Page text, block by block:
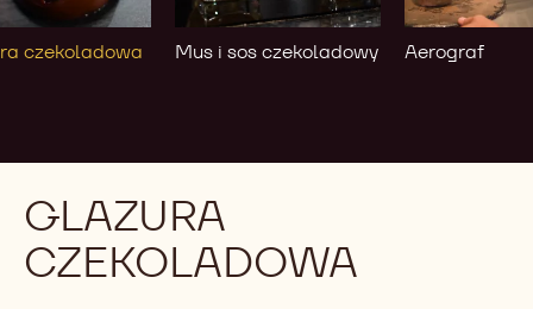
czekoladowa Mus i sos czekoladowy Aerograf
GLAZURA
CZEKOLADOWA